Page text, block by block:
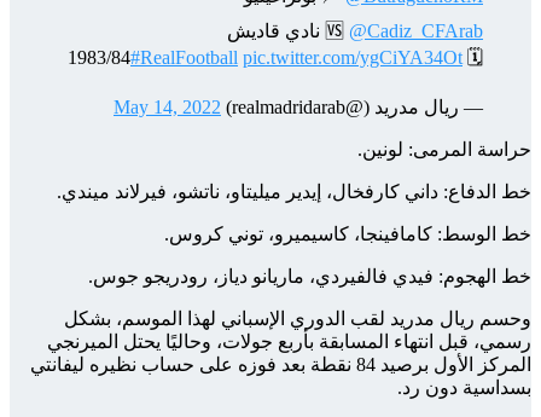
🆚 @Cadiz_CFArab
نادي قاديش
🗓️ 1983/84
#RealFootball pic.twitter.com/ygCiYA34Ot
— ريال مدريد (@realmadridarab) May 14, 2022
حراسة المرمى: لونين.
خط الدفاع: داني كارفخال، إيدير ميليتاو، ناتشو، فيرلاند ميندي.
خط الوسط: كامافينجا، كاسيميرو، توني كروس.
خط الهجوم: فيدي فالفيردي، ماريانو دياز، رودريجو جوس.
وحسم ريال مدريد لقب الدوري الإسباني لهذا الموسم، بشكل
رسمي، قبل انتهاء المسابقة بأربع جولات، وحاليًا يحتل الميرنجي
المركز الأول برصيد 84 نقطة بعد فوزه على حساب نظيره ليفانتي
بسداسية دون رد.